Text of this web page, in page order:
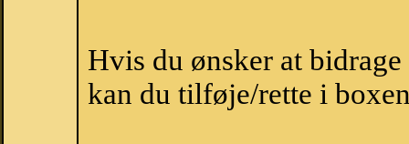
Hvis du ønsker at
kan du tilføje/rette i